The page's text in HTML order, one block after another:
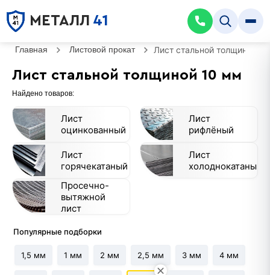
МЕТАЛЛ 41
Главная Листовой прокат Лист стальной толщиной
Лист стальной толщиной 10 мм
Найдено товаров:
Лист
оцинкованный
Лист
рифлёный
Лист
горячекатаный
Лист
холоднокатаный
Просечно-
вытяжной
лист
Популярные подборки
1,5 мм 1 мм 2 мм 2,5 мм 3 мм 4 мм